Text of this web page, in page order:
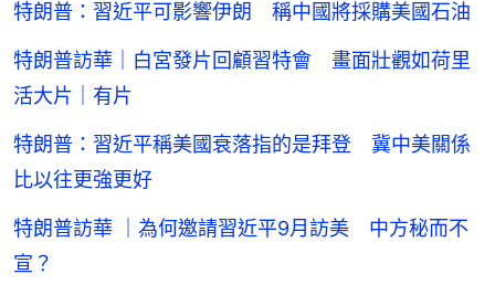
特朗普：習近平可影響伊朗 稱中國將採購美國石油
特朗普訪華｜白宮發片回顧習特會 畫面壯觀如荷里
活大片｜有片
特朗普：習近平稱美國衰落指的是拜登 冀中美關係
比以往更強更好
特朗普訪華 ｜為何邀請習近平9月訪美 中方秘而不
宣？